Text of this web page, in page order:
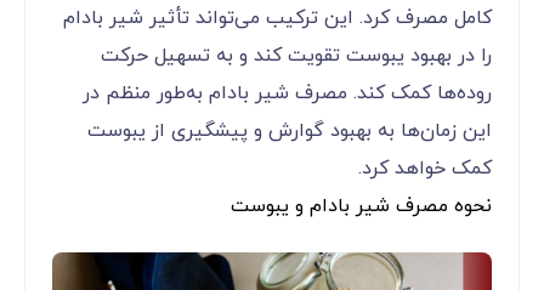
کامل مصرف کرد. این ترکیب می‌تواند تأثیر شیر بادام
را در بهبود یبوست تقویت کند و به تسهیل حرکت
روده‌ها کمک کند. مصرف شیر بادام به‌طور منظم در
این زمان‌ها به بهبود گوارش و پیشگیری از یبوست
کمک خواهد کرد.
نحوه مصرف شیر بادام و یبوست